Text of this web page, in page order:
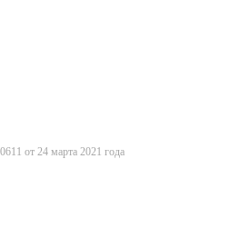
от 24 марта 2021 года